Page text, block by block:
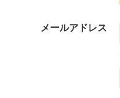
メールアドレス